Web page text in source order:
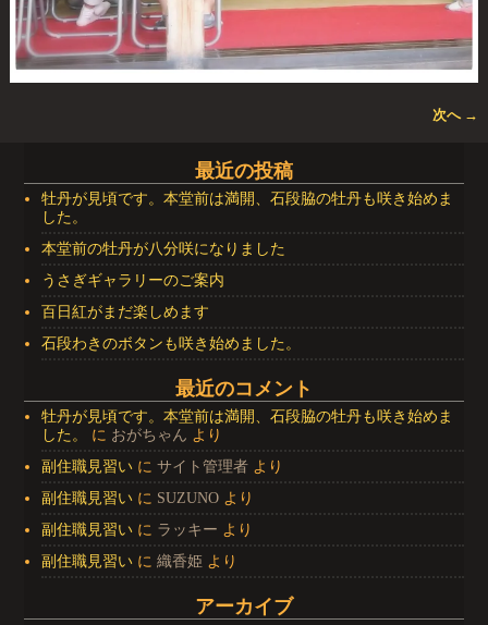
次へ →
最近の投稿
牡丹が見頃です。本堂前は満開、石段脇の牡丹も咲き始めま
した。
本堂前の牡丹が八分咲になりました
うさぎギャラリーのご案内
百日紅がまだ楽しめます
石段わきのボタンも咲き始めました。
最近のコメント
牡丹が見頃です。本堂前は満開、石段脇の牡丹も咲き始めま
した。
に おがちゃん より
副住職見習い にサイト管理者 より
副住職見習い に SUZUNO より
副住職見習い に ラッキー より
副住職見習い に織香姫 より
アーカイブ